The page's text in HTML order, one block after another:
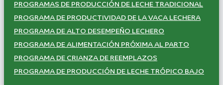
PROGRAMAS DE PRODUCCIÓN DE LECHE TRADICIONAL
PROGRAMA DE PRODUCTIVIDAD DE LA VACA LECHERA
PROGRAMA DE ALTO DESEMPEÑO LECHERO
PROGRAMA DE ALIMENTACIÓN PRÓXIMA AL PARTO
PROGRAMA DE CRIANZA DE REEMPLAZOS
PROGRAMA DE PRODUCCIÓN DE LECHE TRÓPICO BAJO